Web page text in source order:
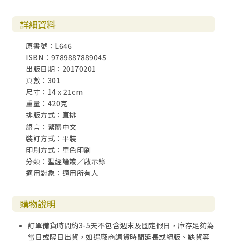
第四十四周 七個看見（上）：萬主之主
第四十五周 七個看見（中）：千年之謎
第四十六周 七個看見（下）：終極審判
第四十七周 新天新地
第四十八周 新耶路撒冷
第四十九周 回歸樂園
第五十周 啟示預言塑生命
詳細資料
原書號：L646
ISBN：9789887889045
出版日期：20170201
頁數：301
尺寸：14 x 21cm
重量：420克
排版方式：直排
語言：繁體中文
裝訂方式：平裝
印刷方式：單色印刷
分類：聖經論叢／啟示錄
適用對象：適用所有人
購物說明
訂單備貨時間約3-5天不包含週末及國定假日，庫存足夠為
當日或隔日出貨，如遇廠商調貨時間延長或絕版、缺貨等